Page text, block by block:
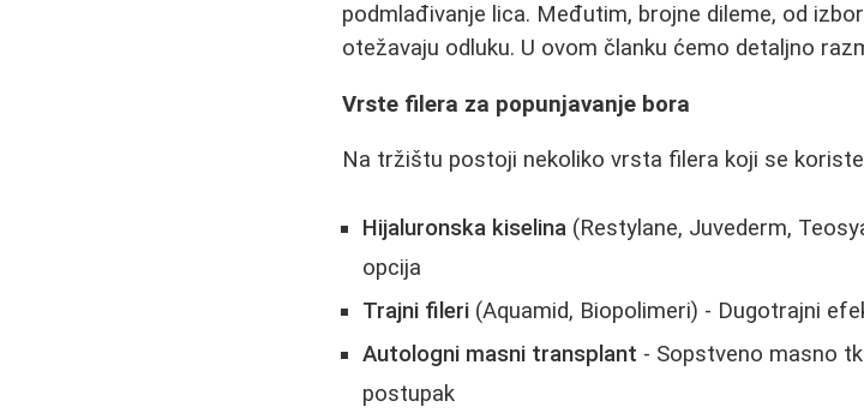
podmlađivanje lica. Međutim, brojne dileme, od
otežavaju odluku. U ovom članku ćemo detaljno
Vrste filera za popunjavanje bora
Na tržištu postoji nekoliko vrsta filera koji se
Hijaluronska kiselina (Restylane, Juvederm,
opcija
Trajni fileri (Aquamid, Biopolimeri) - Dugotrajni
Autologni masni transplant - Sopstveno masno
postupak